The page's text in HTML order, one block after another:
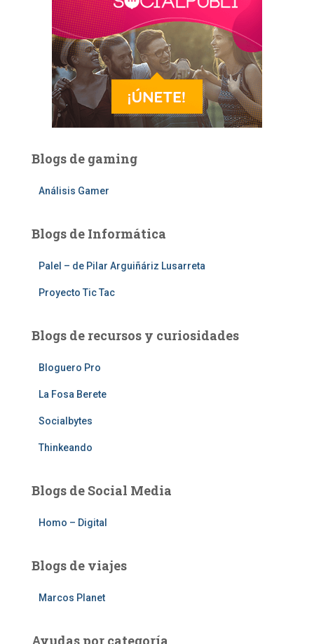
Blogs de gaming
Análisis Gamer
Blogs de Informática
Palel – de Pilar Arguiñáriz Lusarreta
Proyecto Tic Tac
Blogs de recursos y curiosidades
Bloguero Pro
La Fosa Berete
Socialbytes
Thinkeando
Blogs de Social Media
Homo – Digital
Blogs de viajes
Marcos Planet
Ayudas por categoría